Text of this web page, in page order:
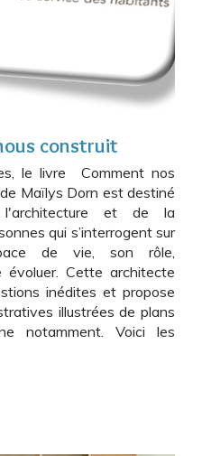
construit
le livre Comment nos
Maïlys Dorn est destiné
l'architecture et de la
qui s’interrogent sur
de vie, son rôle,
évoluer. Cette architecte
inédites et propose
illustrées de plans
notamment. Voici les